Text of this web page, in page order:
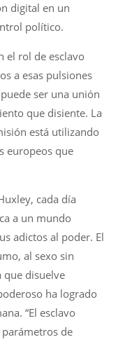
digital en un
político.
el rol de esclavo
a esas pulsiones
ser una unión
que disiente. La
está utilizando
europeos que
cada día
a un mundo
adictos al poder. El
al sexo sin
que disuelve
ha logrado
“El esclavo
de